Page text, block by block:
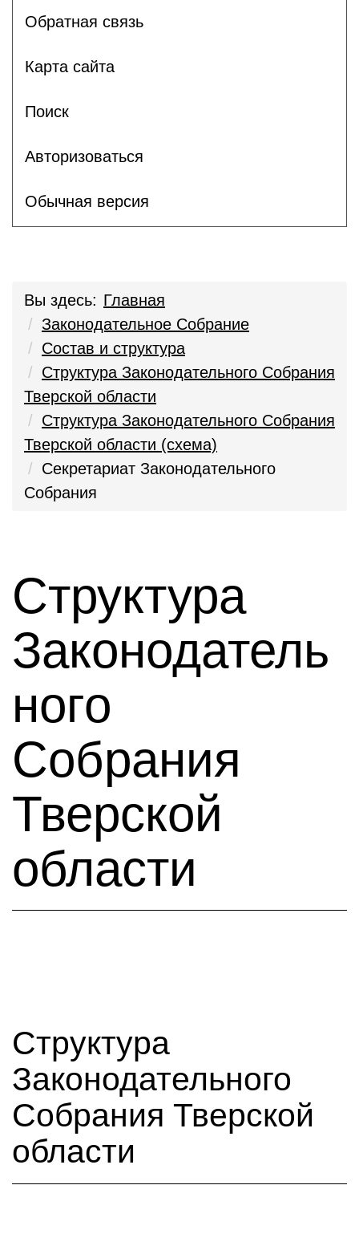
Обратная связь
Карта сайта
Поиск
Авторизоваться
Обычная версия
Вы здесь: Главная
Законодательное Собрание
Состав и структура
Структура Законодательного Собрания
Тверской области
Структура Законодательного Собрания
Тверской области (схема)
Секретариат Законодательного
Собрания
Структура
Законодатель
ного
Собрания
Тверской
области
Структура
Законодательного
Собрания Тверской
области